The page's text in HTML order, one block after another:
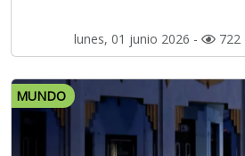
lunes, 01 junio 2026 - 722
MUNDO